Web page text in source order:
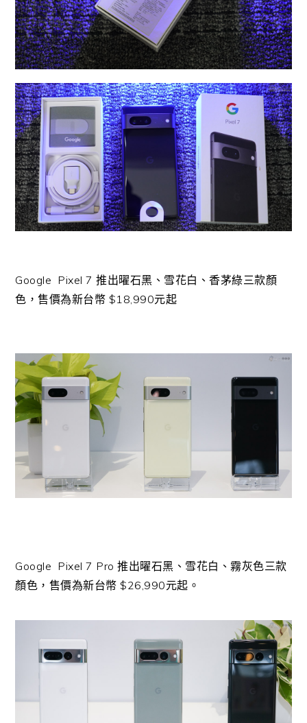
Google Pixel 7 推出曜石黑、雪花白、香茅綠三款顏
色，售價為新台幣 $18,990元起
Google Pixel 7 Pro 推出曜石黑、雪花白、霧灰色三款
顏色，售價為新台幣 $26,990元起。